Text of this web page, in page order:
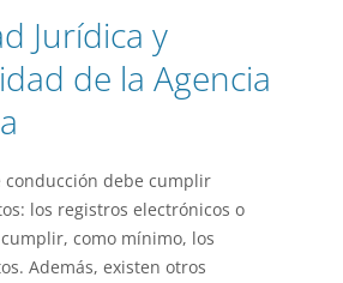
Jurídica y
de la Agencia
conducción debe cumplir
los registros electrónicos o
como mínimo, los
Además, existen otros